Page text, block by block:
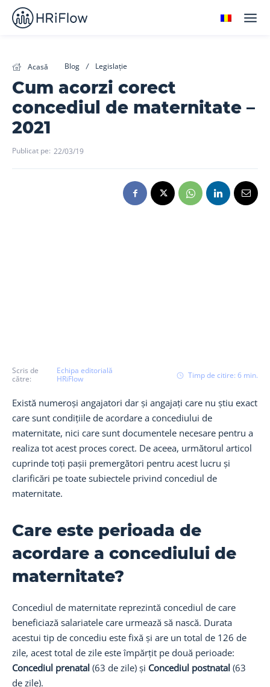
Acasă Blog Legislație
Cum acorzi corect
concediul de maternitate –
2021
Publicat pe: 22/03/19
Scris de
către:
Echipa editorială
HRiFlow
Timp de citire: 6 min.
Există numeroși angajatori dar și angajați care nu știu exact
care sunt condițiile de acordare a concediului de
maternitate, nici care sunt documentele necesare pentru a
realiza tot acest proces corect. De aceea, următorul articol
cuprinde toți pașii premergători pentru acest lucru și
clarificări pe toate subiectele privind concediul de
maternitate.
Care este perioada de
acordare a concediului de
maternitate?
Concediul de maternitate reprezintă concediul de care
beneficiază salariatele care urmează să nască. Durata
acestui tip de concediu este fixă și are un total de 126 de
zile, acest total de zile este împărțit pe două perioade:
Concediul prenatal (63 de zile) și Concediul postnatal (63
de zile).